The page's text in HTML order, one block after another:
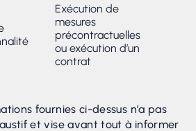
Exécution de
mesures
précontractuelles
ou exécution d’un
contrat
fournies ci-dessus n’a pas
et vise avant tout à informer